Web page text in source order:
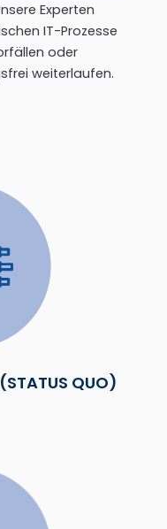
Experten
IT-Prozesse
oder
weiterlaufen.
QUO)